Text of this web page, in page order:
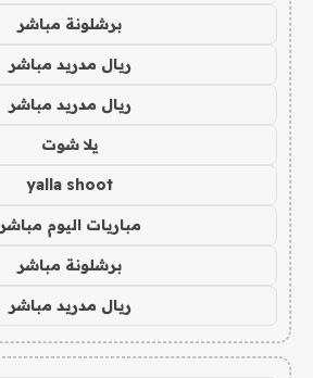
برشلونة مباشر
ريال مدريد مباشر
ريال مدريد مباشر
يلا شوت
yalla shoot
مباريات اليوم مباشر
برشلونة مباشر
ريال مدريد مباشر